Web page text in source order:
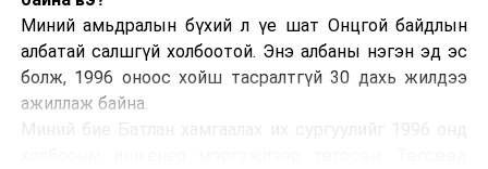
Миний амьдралын бүхий л үе шат Онцгой байдлын
албатай салшгүй холбоотой. Энэ албаны нэгэн эд эс
болж, 1996 оноос хойш тасралтгүй 30 дахь жилдээ
ажиллаж байна.